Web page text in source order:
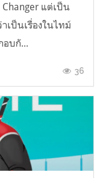
แต่เป็น
เป็นเรื่องในไทม์
อบกั...
36